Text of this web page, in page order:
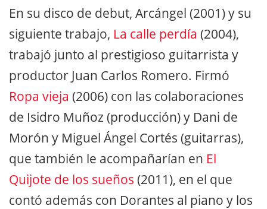
En su disco de debut, Arcángel (2001) y su
siguiente trabajo, La calle perdía (2004),
trabajó junto al prestigioso guitarrista y
productor Juan Carlos Romero. Firmó
Ropa vieja (2006) con las colaboraciones
de Isidro Muñoz (producción) y Dani de
Morón y Miguel Ángel Cortés (guitarras),
que también le acompañarían en El
Quijote de los sueños (2011), en el que
contó además con Dorantes al piano y los